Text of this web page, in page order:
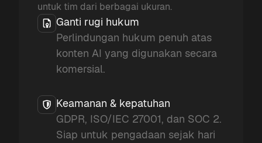
untuk tim dari berbagai ukuran.
Ganti rugi hukum
Perlindungan hukum penuh atas
konten AI yang digunakan secara
komersial.
Keamanan & kepatuhan
GDPR, ISO/IEC 27001, dan SOC 2.
Siap untuk pengadaan sejak hari